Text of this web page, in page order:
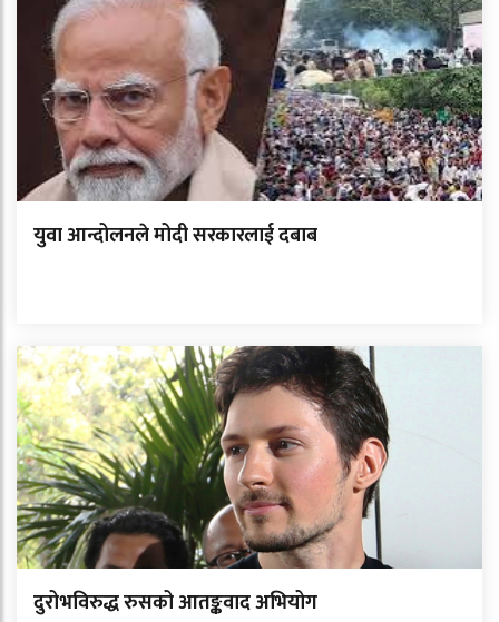
युवा आन्दोलनले मोदी सरकारलाई दबाब
दुरोभविरुद्ध रुसको आतङ्कवाद अभियोग